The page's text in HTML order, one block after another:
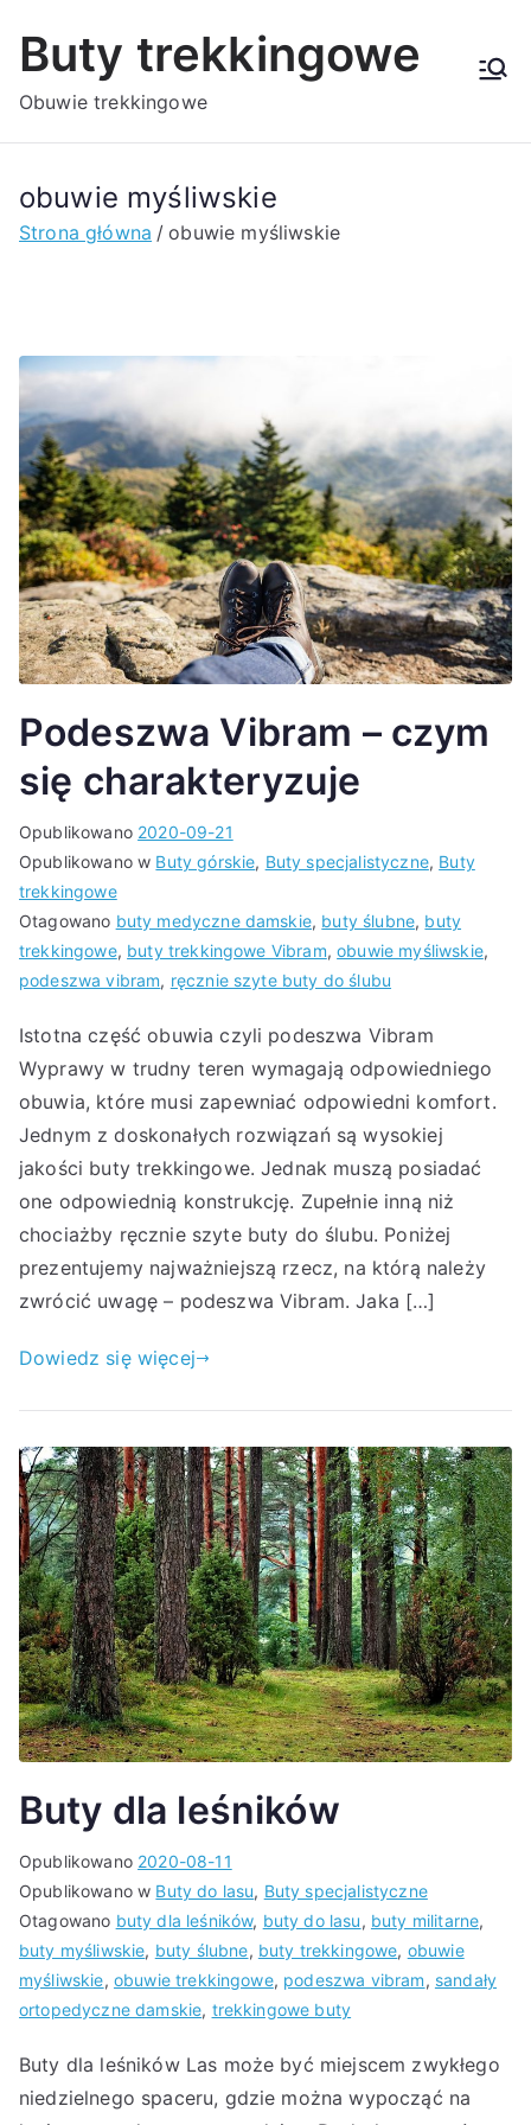
Buty trekkingowe
Obuwie trekkingowe
obuwie myśliwskie
Strona główna obuwie myśliwskie
Podeszwa Vibram – czym
się charakteryzuje
Opublikowano 2020-09-21
Opublikowano w Buty górskie, Buty specjalistyczne, Buty
trekkingowe
Otagowano buty medyczne damskie, buty ślubne, buty
trekkingowe, buty trekkingowe Vibram,obuwie myśliwskie,
podeszwa vibram, ręcznie szyte buty do ślubu
Istotna część obuwia czyli podeszwa Vibram
Wyprawy w trudny teren wymagają odpowiedniego
obuwia, które musi zapewniać odpowiedni komfort.
Jednym z doskonałych rozwiązań są wysokiej
jakości buty trekkingowe. Jednak muszą posiadać
one odpowiednią konstrukcję. Zupełnie inną niż
chociażby ręcznie szyte buty do ślubu. Poniżej
prezentujemy najważniejszą rzecz, na którą należy
zwrócić uwagę – podeszwa Vibram. Jaka […]
Dowiedz się więcej
Buty dla leśników
Opublikowano 2020-08-11
Opublikowano w Buty do lasu, Buty specjalistyczne
Otagowano buty dla leśników, buty do lasu, buty militarne,
buty myśliwskie, buty ślubne, buty trekkingowe, obuwie
myśliwskie, obuwie trekkingowe, podeszwa vibram, sandały
ortopedyczne damskie, trekkingowe buty
Buty dla leśników Las może być miejscem zwykłego
niedzielnego spaceru, gdzie można wypocząć na